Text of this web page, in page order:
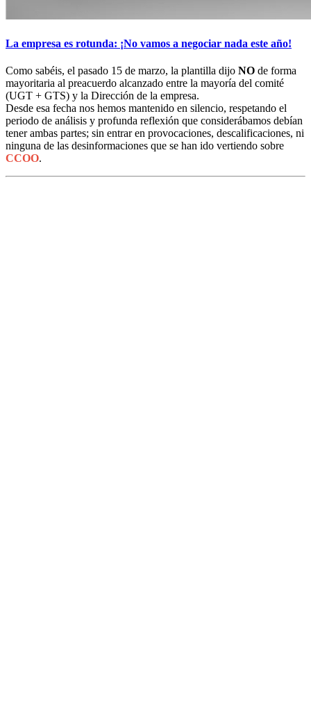
La empresa es rotunda: ¡No vamos a negociar nada este año!
Como sabéis, el pasado 15 de marzo, la plantilla dijo NO de forma
mayoritaria al preacuerdo alcanzado entre la mayoría del comité
(UGT + GTS) y la Dirección de la empresa.
Desde esa fecha nos hemos mantenido en silencio, respetando el
periodo de análisis y profunda reflexión que considerábamos debían
tener ambas partes; sin entrar en provocaciones, descalificaciones, ni
ninguna de las desinformaciones que se han ido vertiendo sobre
CCOO.